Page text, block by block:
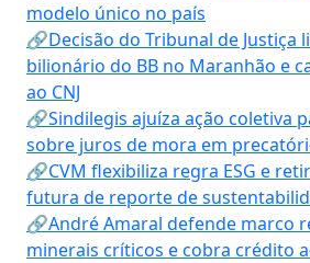
modelo único no país
🔗Decisão do Tribunal de Justiça
bilionário do BB no Maranhão e
ao CNJ
🔗Sindilegis ajuíza ação coletiva
sobre juros de mora em
🔗CVM flexibiliza regra ESG e
futura de reporte de
🔗André Amaral defende marco
minerais críticos e cobra crédito